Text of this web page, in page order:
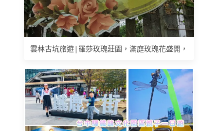
雲林古坑旅遊|羅莎玫瑰莊園，滿庭玫瑰花盛開，